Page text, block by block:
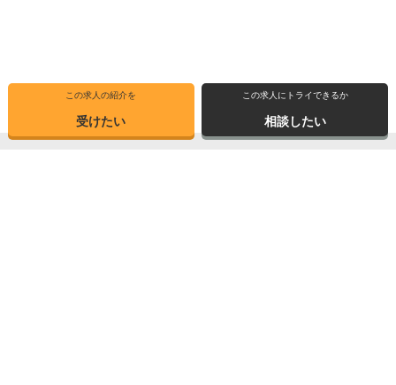
この求人の紹介を
受けたい
この求人にトライできるか
相談したい